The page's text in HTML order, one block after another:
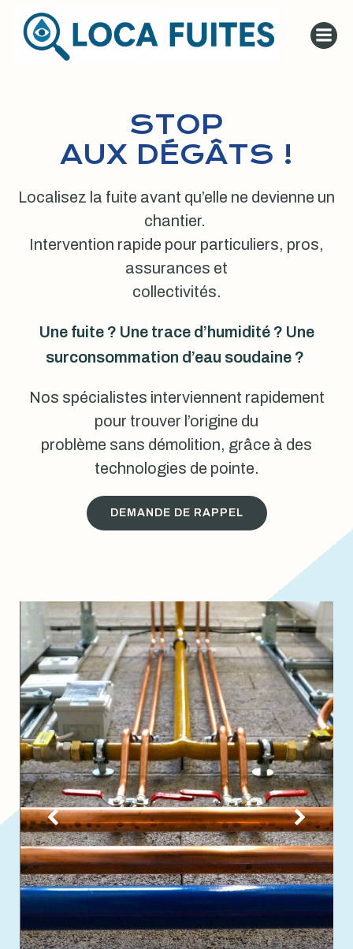
au
contenu
STOP
AUX DÉGÂTS !
Localisez la fuite avant qu’elle ne devienne un
chantier.
Intervention rapide pour particuliers, pros,
assurances et
collectivités.
Une fuite ? Une trace d’humidité ? Une
surconsommation d’eau soudaine ?
Nos spécialistes interviennent rapidement
pour trouver l’origine du
problème sans démolition, grâce à des
technologies de pointe.
DEMANDE DE RAPPEL